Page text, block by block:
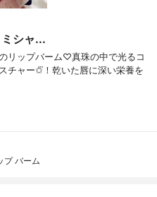
シャ...
リップバーム♡真珠の中で光るコ
チャー✩⃛！乾いた唇に深い栄養を
プ バーム